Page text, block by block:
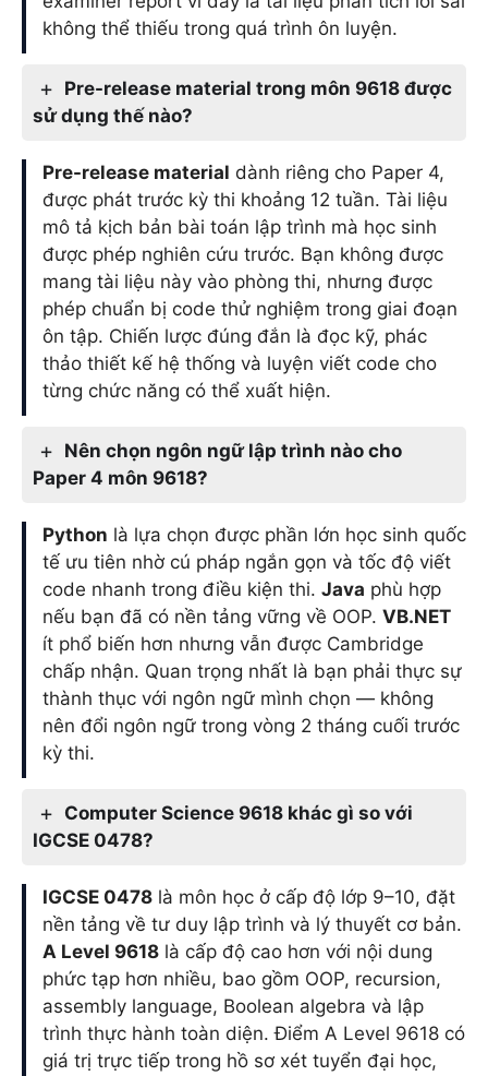
không thể thiếu trong quá trình ôn luyện.
Pre-release material trong môn 9618 được
sử dụng thế nào?
Pre-release material dành riêng cho Paper 4,
được phát trước kỳ thi khoảng 12 tuần. Tài liệu
mô tả kịch bản bài toán lập trình mà học sinh
được phép nghiên cứu trước. Bạn không được
mang tài liệu này vào phòng thi, nhưng được
phép chuẩn bị code thử nghiệm trong giai đoạn
ôn tập. Chiến lược đúng đắn là đọc kỹ, phác
thảo thiết kế hệ thống và luyện viết code cho
từng chức năng có thể xuất hiện.
Nên chọn ngôn ngữ lập trình nào cho
Paper 4 môn 9618?
Python là lựa chọn được phần lớn học sinh quốc
tế ưu tiên nhờ cú pháp ngắn gọn và tốc độ viết
code nhanh trong điều kiện thi. Java phù hợp
nếu bạn đã có nền tảng vững về OOP. VB.NET
ít phổ biến hơn nhưng vẫn được Cambridge
chấp nhận. Quan trọng nhất là bạn phải thực sự
thành thục với ngôn ngữ mình chọn — không
nên đổi ngôn ngữ trong vòng 2 tháng cuối trước
kỳ thi.
Computer Science 9618 khác gì so với
IGCSE 0478?
IGCSE 0478 là môn học ở cấp độ lớp 9–10, đặt
nền tảng về tư duy lập trình và lý thuyết cơ bản.
A Level 9618 là cấp độ cao hơn với nội dung
phức tạp hơn nhiều, bao gồm OOP, recursion,
assembly language, Boolean algebra và lập
trình thực hành toàn diện. Điểm A Level 9618 có
giá trị trực tiếp trong hồ sơ xét tuyển đại học,